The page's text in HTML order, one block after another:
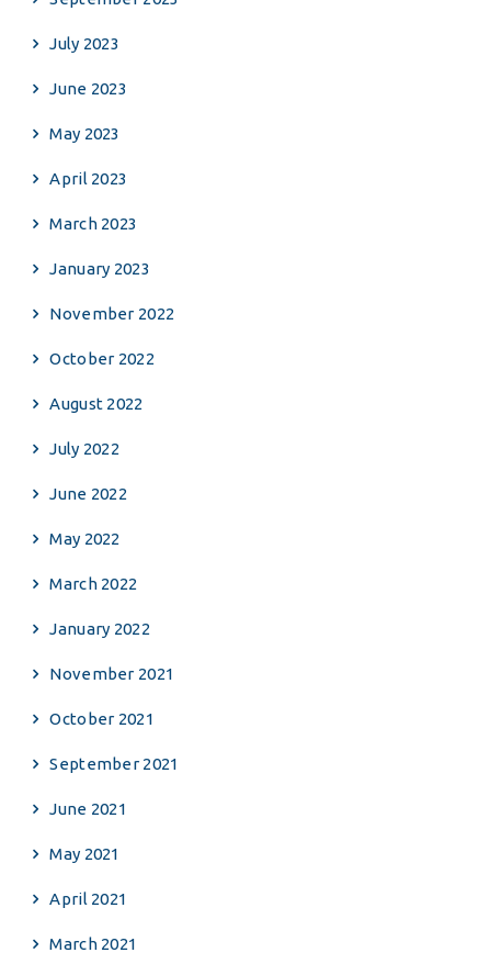
July 2023
June 2023
May 2023
April 2023
March 2023
January 2023
November 2022
October 2022
August 2022
July 2022
June 2022
May 2022
March 2022
January 2022
November 2021
October 2021
September 2021
June 2021
May 2021
April 2021
March 2021